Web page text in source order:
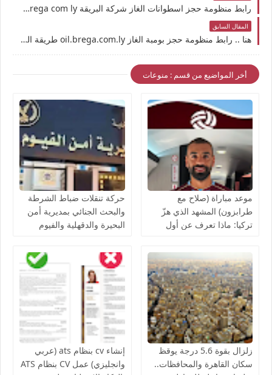
رابط منظومة حجز اسطوانات الغاز شركة البريقة oil brega com ly متي يصل كود التفعيل؟
المقال السابق
هنا .. رابط منظومة حجز بومبة الغاز oil.brega.com.ly طريقة التسجيل الجديدة للأسطوانات بشركة البريقة
أخر المواضيع من قسم : منوعات
موعد مباراة (صلاح مع
طرابزون) المشهد الذي هزّ
تركيا: ماذا تعرف عن أول
حركة تنقلات ضباط الشرطة
والبحث الجنائي بمديرية أمن
البحيرة والدقهلية والفيوم
الكاملة)
زلزال بقوة 5.6 درجة يوقظ
سكان القاهرة والمحافظات..
إنشاء cv بنظام ats (عربي
وانجليزي) عمل CV بنظام ATS